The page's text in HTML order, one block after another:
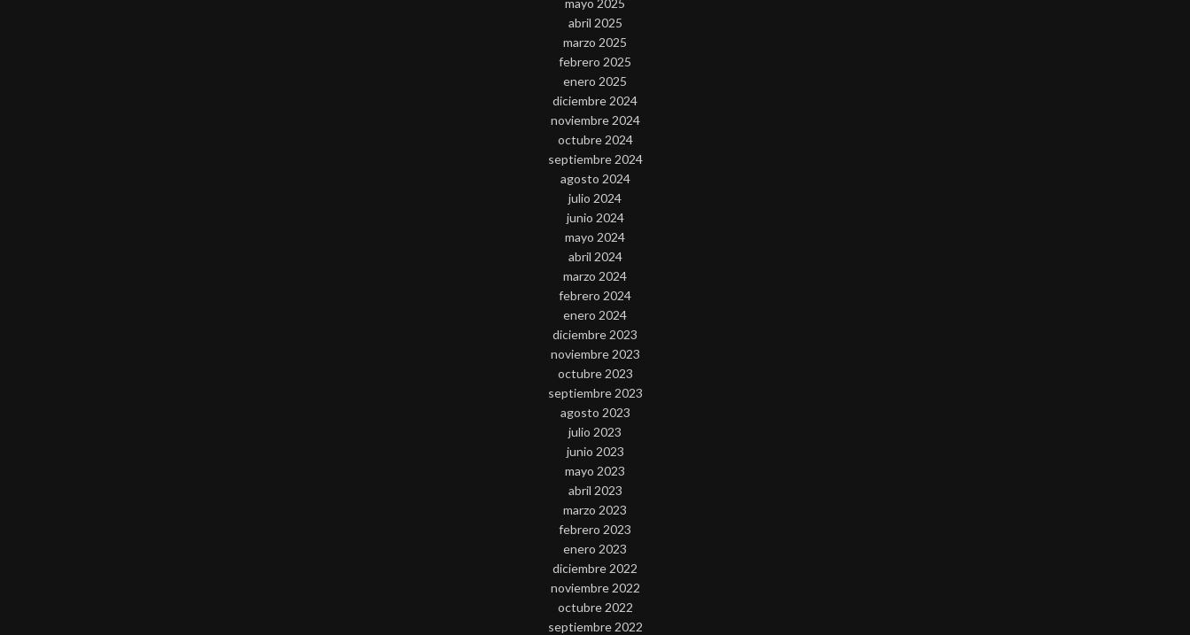
mayo 2025
abril 2025
marzo 2025
febrero 2025
enero 2025
diciembre 2024
noviembre 2024
octubre 2024
septiembre 2024
agosto 2024
julio 2024
junio 2024
mayo 2024
abril 2024
marzo 2024
febrero 2024
enero 2024
diciembre 2023
noviembre 2023
octubre 2023
septiembre 2023
agosto 2023
julio 2023
junio 2023
mayo 2023
abril 2023
marzo 2023
febrero 2023
enero 2023
diciembre 2022
noviembre 2022
octubre 2022
septiembre 2022